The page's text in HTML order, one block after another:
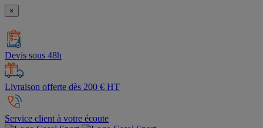
×
Devis sous 48h
Livraison offerte dès 200 € HT
Service client à votre écoute